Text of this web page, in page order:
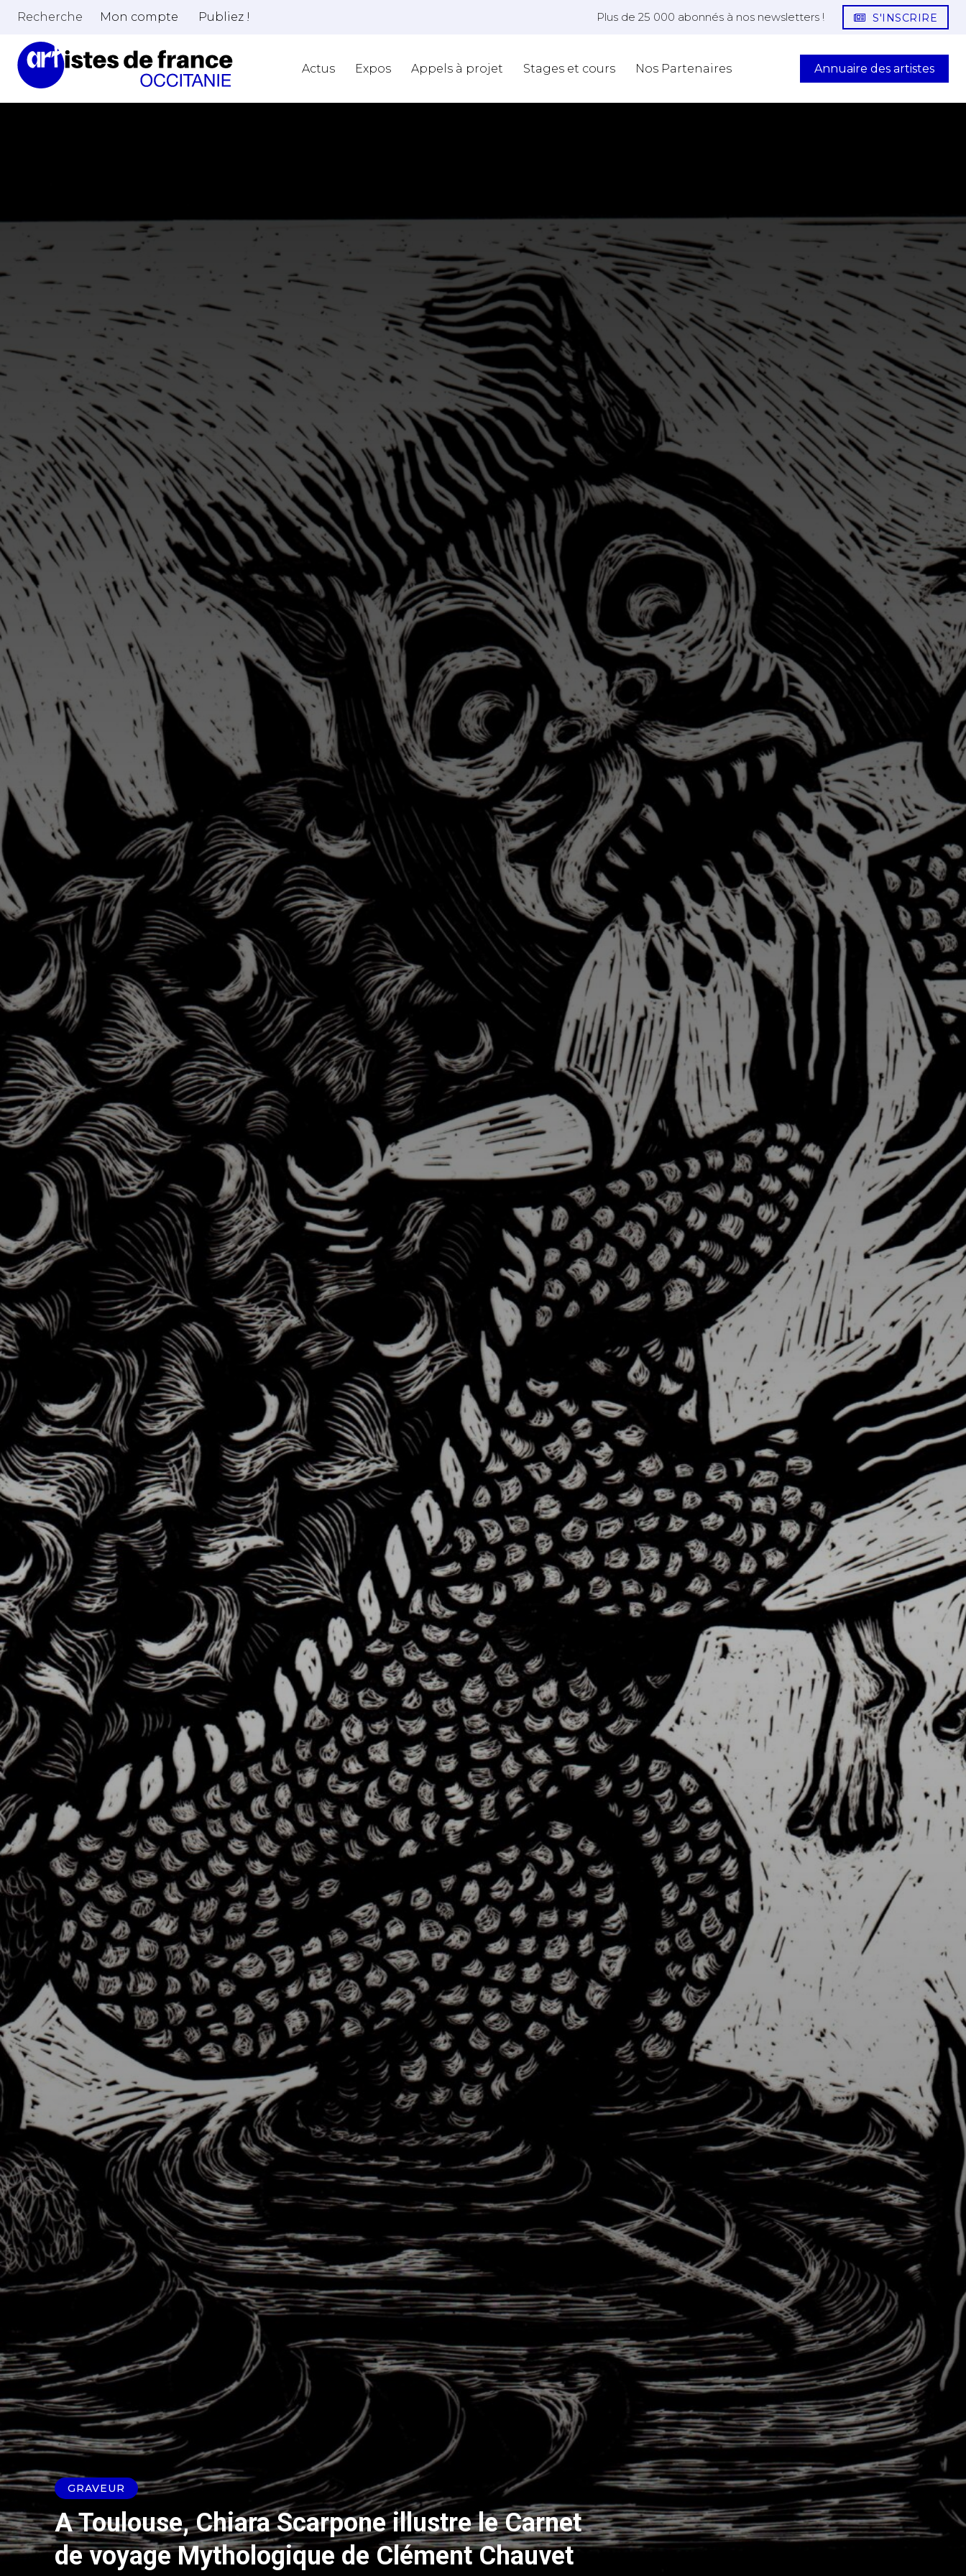
Adresse email*
Nom
Statut / Organisation
J'accepte les termes et conditions
* Champ obligatoire
Adresse email*
Nom
Prénom
Statut / Organisation
J'accepte lestermes et conditions
* Champ obligatoire
Recherche Mon compte Publiez ! Plus de 25 000 abonnés à nos newsletters ! S'INSCRIRE
Actus Expos Appels à projet Stages et cours Nos Partenaires Annuaire des artistes
GRAVEUR
A Toulouse, Chiara Scarpone illustre le Carnet
de voyage Mythologique de Clément Chauvet